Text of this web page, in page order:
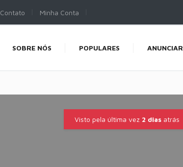
Contato Minha Conta
SOBRE NÓS POPULARES ANUNCIAR
Visto pela última vez 2 dias atrás